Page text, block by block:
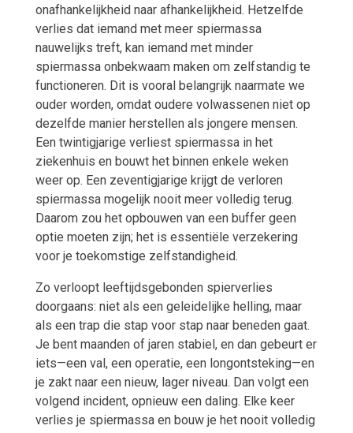
onafhankelijkheid naar afhankelijkheid. Hetzelfde
verlies dat iemand met meer spiermassa
nauwelijks treft, kan iemand met minder
spiermassa onbekwaam maken om zelfstandig te
functioneren. Dit is vooral belangrijk naarmate we
ouder worden, omdat oudere volwassenen niet op
dezelfde manier herstellen als jongere mensen.
Een twintigjarige verliest spiermassa in het
ziekenhuis en bouwt het binnen enkele weken
weer op. Een zeventigjarige krijgt de verloren
spiermassa mogelijk nooit meer volledig terug.
Daarom zou het opbouwen van een buffer geen
optie moeten zijn; het is essentiële verzekering
voor je toekomstige zelfstandigheid.
Zo verloopt leeftijdsgebonden spierverlies
doorgaans: niet als een geleidelijke helling, maar
als een trap die stap voor stap naar beneden gaat.
Je bent maanden of jaren stabiel, en dan gebeurt er
iets—een val, een operatie, een longontsteking—en
je zakt naar een nieuw, lager niveau. Dan volgt een
volgend incident, opnieuw een daling. Elke keer
verlies je spiermassa en bouw je het nooit volledig